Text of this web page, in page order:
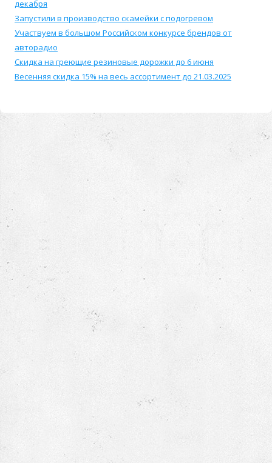
декабря
Запустили в производство скамейки с подогревом
Участвуем в большом Российском конкурсе брендов от
авторадио
Скидка на греющие резиновые дорожки до 6 июня
Весенняя скидка 15% на весь ассортимент до 21.03.2025